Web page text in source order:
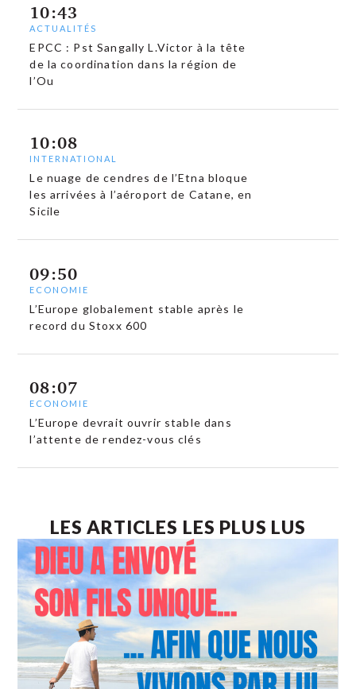
10:43
ACTUALITÉS
EPCC : Pst Sangally L.Victor à la tête
de la coordination dans la région de
l’Ou
10:08
INTERNATIONAL
Le nuage de cendres de l’Etna bloque
les arrivées à l’aéroport de Catane, en
Sicile
09:50
ECONOMIE
L’Europe globalement stable après le
record du Stoxx 600
08:07
ECONOMIE
L’Europe devrait ouvrir stable dans
l’attente de rendez-vous clés
LES ARTICLES LES PLUS LUS